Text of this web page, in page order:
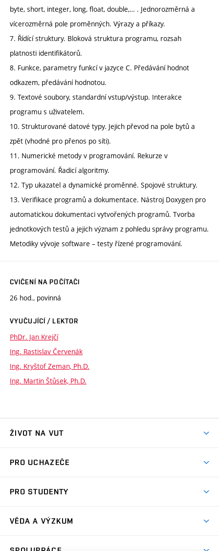
byte, short, integer, long, float, double,… . Jednorozměrná a
vícerozměrná pole proměnných. Výrazy a příkazy.
7. Řídící struktury. Bloková struktura programu, rozsah
platnosti identifikátorů.
8. Funkce, parametry funkcí v jazyce C. Předávání hodnot
odkazem, předávání hodnotou.
9. Textové soubory, standardní vstup/výstup. Interakce
programu s uživatelem.
10. Strukturované datové typy. Jejich převod na pole bytů a
zpět (vhodné pro přenos po síti).
11. Numerické metody v programování. Rekurze v
programování. Řadicí algoritmy.
12. Typ ukazatel a dynamické proměnné. Spojové struktury.
13. Verifikace programů a dokumentace. Nástroj Doxygen pro
automatickou dokumentaci vytvořených programů. Tvorba
jednotkových testů a jejich význam z pohledu správy programu.
Metodiky vývoje software – testy řízené programování.
CVIČENÍ NA POČÍTAČI
26 hod., povinná
VYUČUJÍCÍ / LEKTOR
PhDr. Jan Krejčí
Ing. Rastislav Červenák
Ing. Kryštof Zeman, Ph.D.
Ing. Martin Štůsek, Ph.D.
ŽIVOT NA VUT
Koleje
Sport na VUT
PRO UCHAZEČE
Dny otevřených dveří
PRO STUDENTY
Harmonogram akademického roku
Zpracování osobních údajů studentů
Sociální bezpečí
VĚDA A VÝZKUM